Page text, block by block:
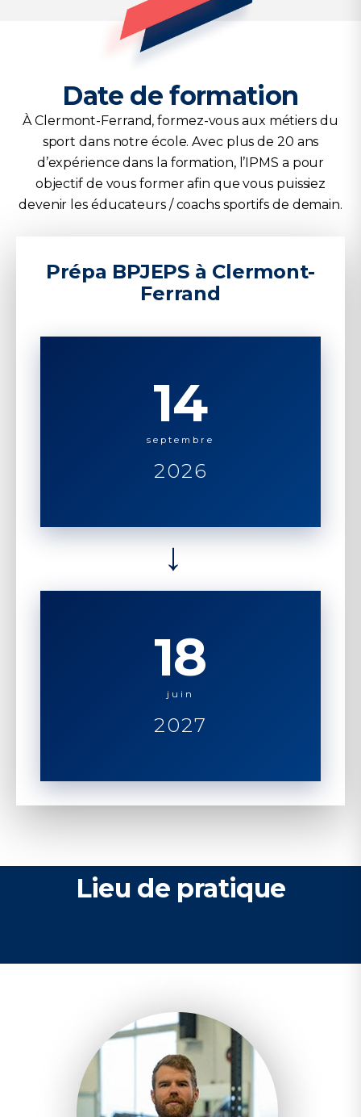
Date de formation
À Clermont-Ferrand, formez-vous aux métiers du
sport dans notre école. Avec plus de 20 ans
d’expérience dans la formation, l’IPMS a pour
objectif de vous former afin que vous puissiez
devenir les éducateurs / coachs sportifs de demain.
Prépa BPJEPS à Clermont-
Ferrand
14
septembre
2026
→
18
juin
2027
Lieu de pratique